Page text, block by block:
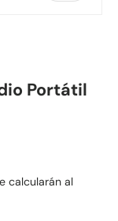
Portátil
calcularán al